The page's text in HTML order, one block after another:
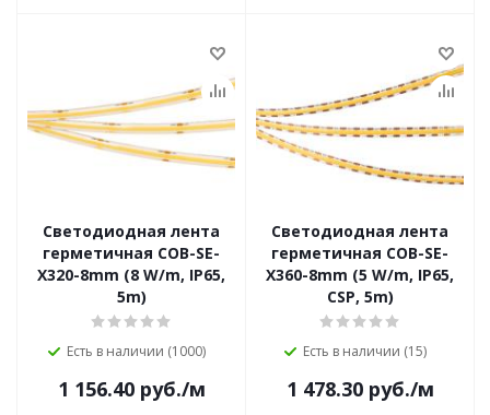
Светодиодная лента
герметичная COB-SE-
X320-8mm (8 W/m, IP65,
5m)
Есть в наличии (1000)
1 156.40руб./м
Светодиодная лента
герметичная COB-SE-
X360-8mm (5 W/m, IP65,
CSP, 5m)
Есть в наличии (15)
1 478.30руб./м